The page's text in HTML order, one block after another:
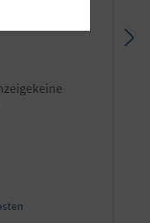
95Wh,